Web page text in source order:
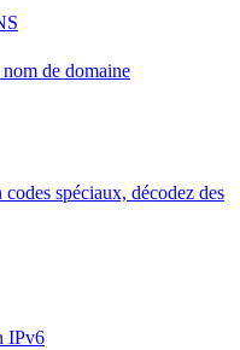
de domaine
spéciaux, décodez des
IPv6